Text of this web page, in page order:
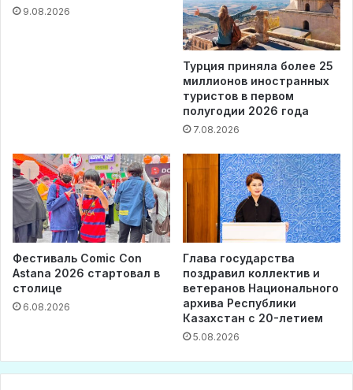
9.08.2026
Турция приняла более 25
миллионов иностранных
туристов в первом
полугодии 2026 года
7.08.2026
Фестиваль Comic Con
Astana 2026 стартовал в
столице
6.08.2026
Глава государства
поздравил коллектив и
ветеранов Национального
архива Республики
Казахстан с 20-летием
5.08.2026